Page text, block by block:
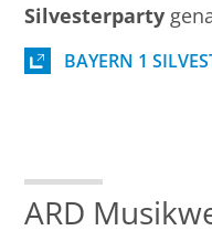
Silvesterparty
BAYERN 1
ARD